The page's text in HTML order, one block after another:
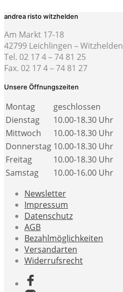
andrea risto witzhelden
Am Markt 17-18
42799 Leichlingen – Witzhelden
Tel. 02 17 4 – 74 81 25
Fax. 02 17 4 – 74 81 27
Unsere Öffnungszeiten
Montag
geschlossen
Dienstag
10.00-18.30 Uhr
Mittwoch
10.00-18.30 Uhr
Donnerstag 10.00-18.30 Uhr
Freitag
10.00-18.30 Uhr
Samstag
10.00-16.00 Uhr
Newsletter
Impressum
Datenschutz
AGB
Bezahlmöglichkeiten
Versandarten
Widerrufsrecht